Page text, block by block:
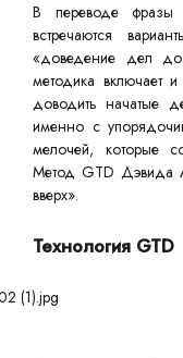
В переводе фразы
встречаются
«доведение дел
методика включает
доводить начатые
именно с
мелочей, которые
Метод GTD Дэвида
вверх».
Технология GTD